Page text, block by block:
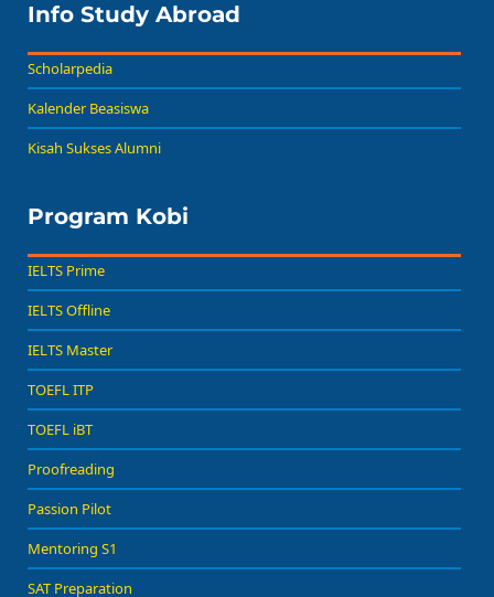
Info Study Abroad
Scholarpedia
Kalender Beasiswa
Kisah Sukses Alumni
Program Kobi
IELTS Prime
IELTS Offline
IELTS Master
TOEFL ITP
TOEFL iBT
Proofreading
Passion Pilot
Mentoring S1
SAT Preparation